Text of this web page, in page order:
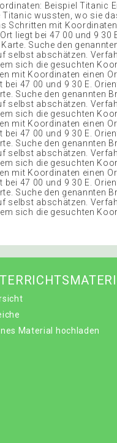
Beispiel Titanic
Titanic wussten, wo sie
Schritten mit
liegt bei 47 00 und 9
Suche den
selbst abschätzen.
sich die gesuchten
mit Koordinaten einen
bei 47 00 und 9 30 E.
Suche den genannten
selbst abschätzen.
sich die gesuchten
mit Koordinaten einen
bei 47 00 und 9 30 E.
Suche den genannten
selbst abschätzen.
sich die gesuchten
mit Koordinaten einen
bei 47 00 und 9 30 E.
Suche den genannten
selbst abschätzen.
sich die gesuchten
Material hochladen